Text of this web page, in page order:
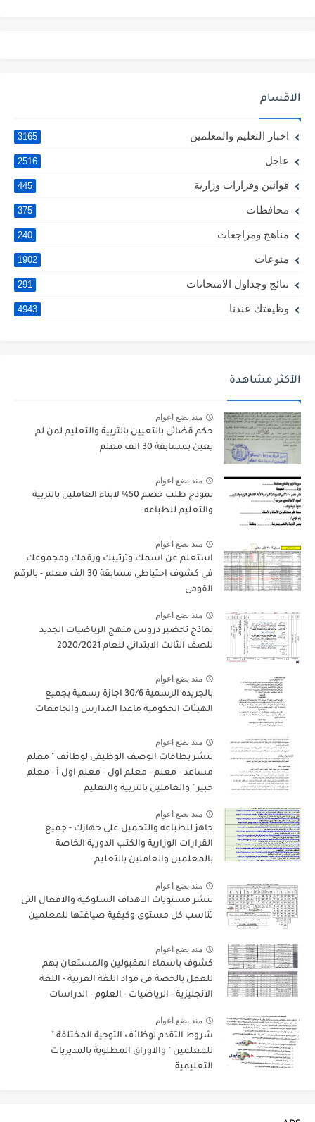
الاقسام
اخبار التعليم والمعلمين 3165
عاجل 2516
قوانين وقرارات وزارية 445
محافظات 375
مناهج ومراجعات 240
منوعات 1902
نتائج وجداول الامتحانات 291
وظيفتك عندنا 4943
الأكثر مشاهدة
منذ بضع اعوام
حكم قضائى بالتعيين بالتربية والتعليم لمن لم
يعين بمسابقة 30 الف معلم
منذ بضع اعوام
نموذج طلب خصم 50٪ لابناء العاملين بالتربية
والتعليم للطباعه
منذ بضع اعوام
استعلم عن اسمك وترتيبك ورقمك ومجموعك
فى كشوف احتياطى مسابقة 30 الف معلم - بالرقم
القومى
منذ بضع اعوام
نماذج تحضير دروس منهج الرياضيات الجديد
للصف الثالث الابتدائي للعام 2020/2021
منذ بضع اعوام
بالجريده الرسمية 30/6 اجازة رسمية بجميع
الهيئات الحكومية ماعدا المدارس والجامعات
منذ بضع اعوام
ننشر بطاقات الوصف الوظيفى لوظائف " معلم
مساعد - معلم - معلم اول - معلم اول أ - معلم
خبير " والعاملين بالتربية والتعليم
منذ بضع اعوام
جاهز للطباعه والتحميل على جهازك - جميع
القرارات الوزارية والكتب الدورية الخاصة
بالمعلمين والعاملين بالتعليم
منذ بضع اعوام
ننشر مستويات الاهداف السلوكية والافعال التى
تناسب كل مستوى وكيفية صياغتها للمعلمين
منذ بضع اعوام
كشوف باسماء المقبولين والمستعان بهم
للعمل بالحصة فى مواد اللغة العربية - اللغة
الانجليزية - الرياضيات - العلوم - الدراسات
منذ بضع اعوام
شروط التقدم لوظائف التوجية المختلفة "
للمعلمين " والاوراق المطلوبة بالمديريات
التعليمية